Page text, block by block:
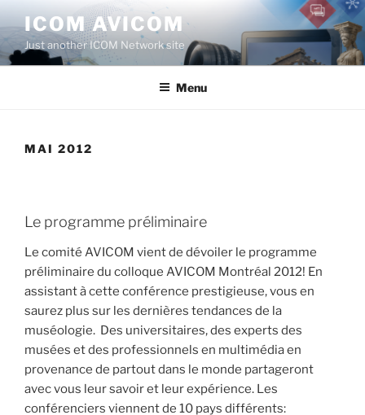
au
contenu
principal
ICOM AVICOM
Just another ICOM Network site
Menu
MAI 2012
Le programme préliminaire
Le comité AVICOM vient de dévoiler le programme
préliminaire du colloque AVICOM Montréal 2012! En
assistant à cette conférence prestigieuse, vous en
saurez plus sur les dernières tendances de la
muséologie. Des universitaires, des experts des
musées et des professionnels en multimédia en
provenance de partout dans le monde partageront
avec vous leur savoir et leur expérience. Les
conférenciers viennent de 10 pays différents: